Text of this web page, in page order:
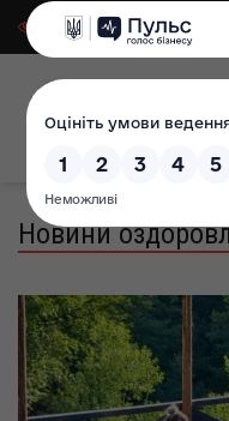
Для слабозорих|
Новини